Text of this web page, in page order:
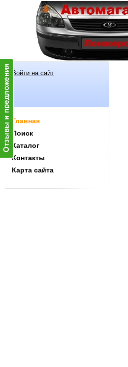
Войти на сайт
Главная
Поиск
Каталог
Контакты
Карта сайта